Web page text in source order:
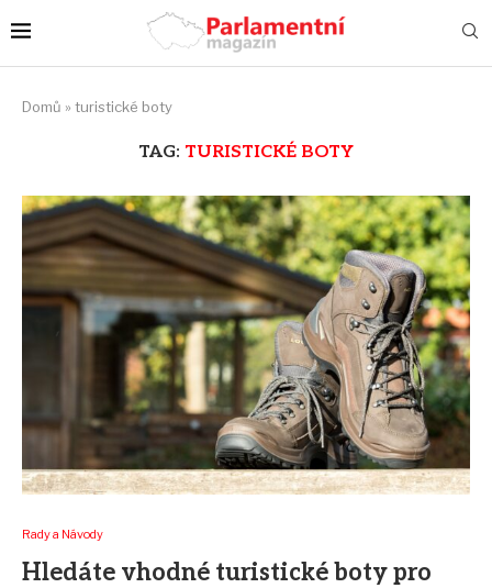
Domů » turistické boty
TAG: TURISTICKÉ BOTY
Rady a Návody
Hledáte vhodné turistické boty pro